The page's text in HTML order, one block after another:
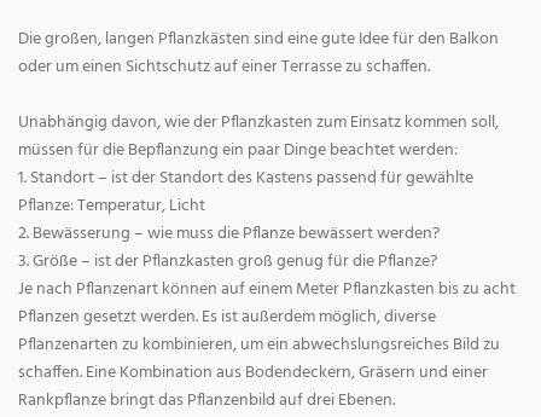
Die großen, langen Pflanzkästen sind eine gute Idee für den Balkon
oder um einen Sichtschutz auf einer Terrasse zu schaffen.
Unabhängig davon, wie der Pflanzkasten zum Einsatz kommen soll,
müssen für die Bepflanzung ein paar Dinge beachtet werden:
1. Standort – ist der Standort des Kastens passend für gewählte
Pflanze: Temperatur, Licht
2. Bewässerung – wie muss die Pflanze bewässert werden?
3. Größe – ist der Pflanzkasten groß genug für die Pflanze?
Je nach Pflanzenart können auf einem Meter Pflanzkasten bis zu acht
Pflanzen gesetzt werden. Es ist außerdem möglich, diverse
Pflanzenarten zu kombinieren, um ein abwechslungsreiches Bild zu
schaffen. Eine Kombination aus Bodendeckern, Gräsern und einer
Rankpflanze bringt das Pflanzenbild auf drei Ebenen.